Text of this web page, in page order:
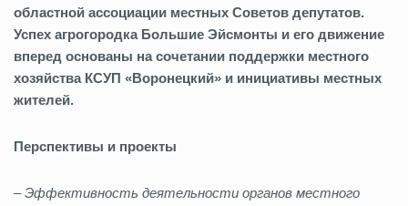
областной ассоциации местных Советов депутатов.
Успех агрогородка Большие Эйсмонты и его движение
вперед основаны на сочетании поддержки местного
хозяйства КСУП «Воронецкий» и инициативы местных
жителей.
Перспективы и проекты
–Эффективность деятельности органов местного